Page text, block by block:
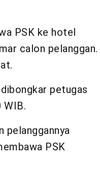
PSK ke hotel
calon pelanggan.
petugas
WIB.
pelanggannya
PSK